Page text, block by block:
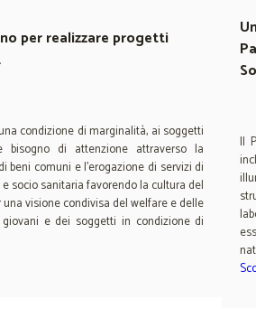
per realizzare progetti
condizione di marginalità, ai soggetti
bisogno di attenzione attraverso la
beni comuni e l’erogazione di servizi di
socio sanitaria favorendo la cultura del
visione condivisa del welfare e delle
e dei soggetti in condizione di
Il